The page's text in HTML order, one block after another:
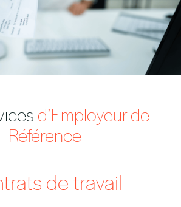
d’Employeur de
Référence
de travail